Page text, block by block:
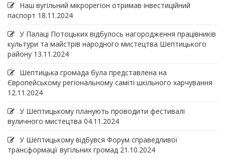
Наш вугільний мікрорегіон отримав інвеcтиційний
паспорт 18.11.2024
У Палаці Потоцьких відбулось нагородження працівників
культури та майстрів народного мистецтва Шептицького
району 13.11.2024
Шептицька громада була представлена на
Європейському регіональному саміті шкільного харчування
12.11.2024
У Шептицькому планують проводити фестивалі
вуличного мистецтва 04.11.2024
У Шептицькому відбувся Форум справедливої
трансформації вугільних громад 21.10.2024